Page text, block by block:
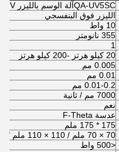
QA-UV5SCآلة الوسم بالليزر UV
الليزر فوق البنفسجي
10 واط
355 نانومتر
1
20 كيلو هرتز -200 كيلو هرتز
0.005 مم
0.01 مم
0.01-0.2 مم
7000 مم / ثانية
نعم
عدسة F-Theta
175 * 175 ملم
70 × 70 ملم / 110 × 110 ملم / 175 × 175 ملم / 220 × 220 ملم
<500 واط